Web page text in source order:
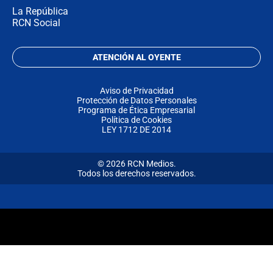
La República
RCN Social
ATENCIÓN AL OYENTE
Aviso de Privacidad
Protección de Datos Personales
Programa de Ética Empresarial
Política de Cookies
LEY 1712 DE 2014
© 2026 RCN Medios.
Todos los derechos reservados.